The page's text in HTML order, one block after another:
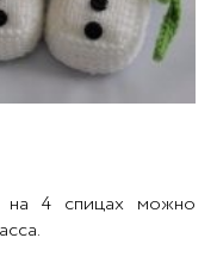
на 4 спицах можно